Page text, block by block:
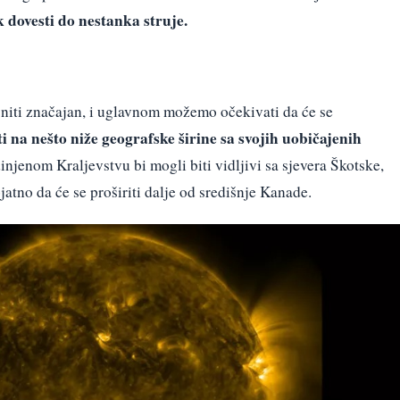
do nestanka struje.
značajan, i uglavnom možemo očekivati da će se
nešto niže geografske širine sa svojih uobičajenih
Kraljevstvu bi mogli biti vidljivi sa sjevera Škotske,
da će se proširiti dalje od središnje Kanade.